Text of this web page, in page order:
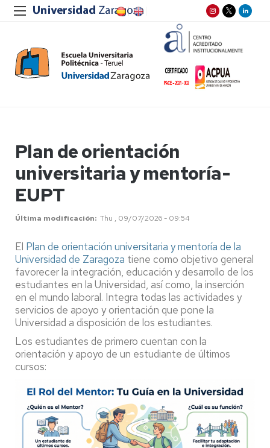
Plan de orientación
universitaria y mentoría-
EUPT
Última modificación Thu , 09/07/2026 - 09:54
El Plan de orientación universitaria y mentoría de la
Universidad de Zaragoza tiene como objetivo general
favorecer la integración, educación y desarrollo de los
estudiantes en la Universidad, así como, la inserción
en el mundo laboral. Integra todas las actividades y
servicios de apoyo y orientación que pone la
Universidad a disposición de los estudiantes.
Los estudiantes de primero cuentan con la
orientación y apoyo de un estudiante de últimos
cursos: